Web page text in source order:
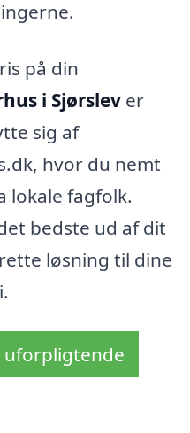
på din
i Sjørslev er
sig af
hvor du nemt
lokale fagfolk.
bedste ud af dit
løsning til dine
uforpligtende